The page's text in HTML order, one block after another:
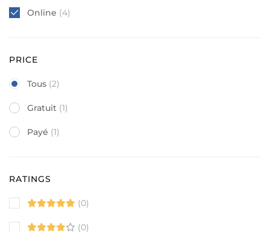
Online (4)
PRICE
Tous (2)
Gratuit (1)
Payé (1)
RATINGS
(0)
(0)